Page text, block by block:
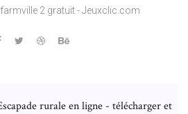
2 gratuit - Jeuxclic.com
rurale en ligne - télécharger et